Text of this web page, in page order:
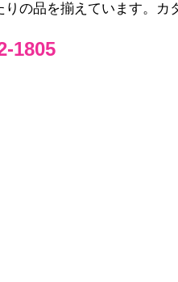
の品を揃えています。
1805